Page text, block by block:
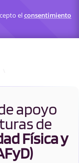
elconsentimiento
apoyo
de
Física y